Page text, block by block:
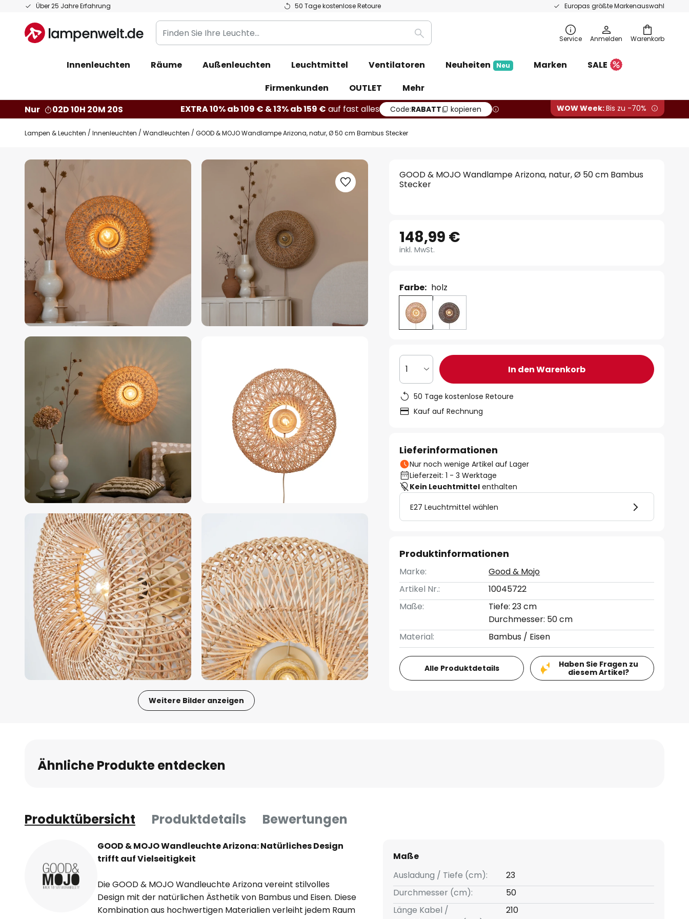
Über 25 Jahre Erfahrung 50 Tage kostenlose Retoure Europas größte Markenauswahl
Zum
springen
Warenkorb
Finden
Sie
Leuchte...
Suche Service Anmelden
Innenleuchten Räume Außenleuchten Leuchtmittel Ventilatoren Neuheiten Neu Marken
SALE
Firmenkunden
OUTLET
Mehr
Nur
02D 10H 20M 19S EXTRA 10% ab 109 € & 13% ab 159 € auf fast alles Code:RABATT kopieren WOW Week:Bis zu -70%
Lampen & Leuchten Innenleuchten Wandleuchten GOOD & MOJO Wandlampe Arizona, natur, Ø 50 cm Bambus Stecker
Zum
Bildgalerie
springen
Weitere Bilder anzeigen
Bildgalerie
springen
GOOD & MOJO Wandlampe Arizona, natur, Ø 50 cm Bambus
Stecker
148,99 €
inkl. MwSt.
Farbe: holz
1 In den Warenkorb
50 Tage kostenlose Retoure
Kauf auf Rechnung
Lieferinformationen
Nur noch wenige Artikel auf Lager
Lieferzeit: 1 - 3 Werktage
Kein Leuchtmittel enthalten
E27 Leuchtmittel wählen
Produktinformationen
Marke:
Good & Mojo
Artikel Nr.:
10045722
Maße:
Tiefe: 23 cm
Durchmesser: 50 cm
Material:
Bambus / Eisen
Alle Produktdetails
Haben Sie Fragen zu
diesem Artikel?
Ähnliche Produkte entdecken
Produktübersicht Produktdetails Bewertungen
GOOD & MOJO Wandleuchte Arizona: Natürliches Design
trifft auf Vielseitigkeit
Die GOOD & MOJO Wandleuchte Arizona vereint stilvolles
Design mit der natürlichen Ästhetik von Bambus und Eisen. Diese
Kombination aus hochwertigen Materialien verleiht jedem Raum
Maße
Ausladung / Tiefe (cm):
23
Durchmesser (cm):
50
Länge Kabel /
210